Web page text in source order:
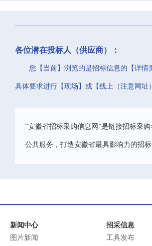
各位潜在投标人（供应商）：
您【当前】浏览的是招标信息的【详
具体要求进行【现场】或【线上（注意网址
“安徽省招标采购信息网”是链接招标采
公共服务，打造安徽省最具影响力的招标
新闻中心
图片新闻
招采信息
工具发布